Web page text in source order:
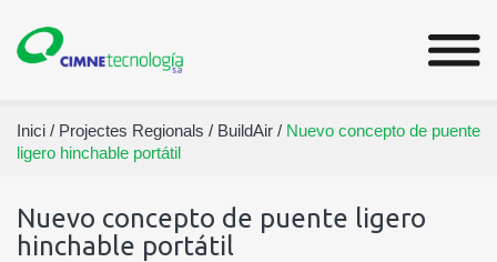
Inici / Projectes Regionals / BuildAir / Nuevo concepto de puente
ligero hinchable portátil
Nuevo concepto de puente ligero
hinchable portátil